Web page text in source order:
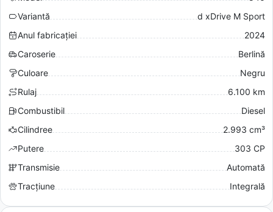
Variantă
d xDrive M Sport
Anul fabricației
2024
Caroserie
Berlină
Culoare
Negru
Rulaj
6.100 km
Combustibil
Diesel
Cilindree
2.993 cm³
Putere
303 CP
Transmisie
Automată
Tracțiune
Integrală